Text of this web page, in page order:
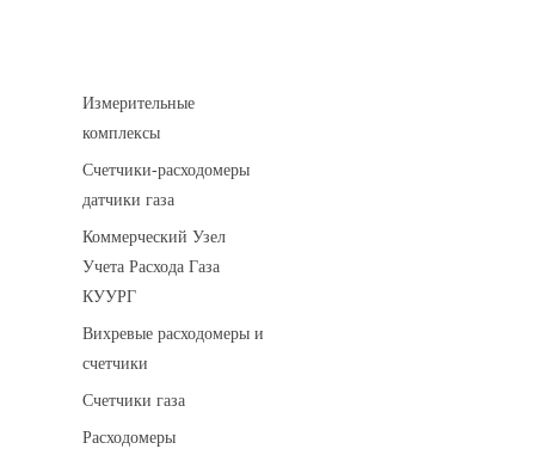
Измерительные
комплексы
Счетчики-расходомеры
датчики газа
Коммерческий Узел
Учета Расхода Газа
КУУРГ
Вихревые расходомеры и
счетчики
Счетчики газа
Расходомеры